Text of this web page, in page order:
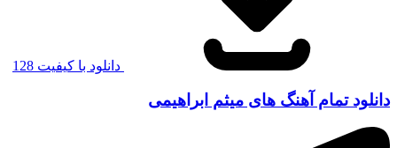
دانلود با کیفیت 128
دانلود تمام آهنگ های میثم ابراهیمی